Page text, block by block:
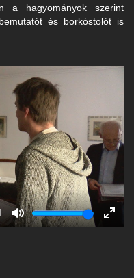
a hagyományok szerint
és borkóstolót is
Mute
Enter